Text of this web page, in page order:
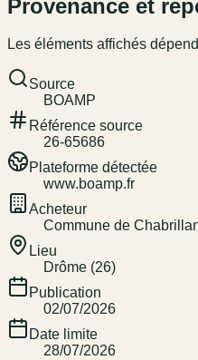
Provenance et
Les éléments affichés
Source
BOAMP
Référence source
26-65686
Plateforme détectée
www.boamp.fr
Acheteur
Commune de
Lieu
Drôme (26)
Publication
02/07/2026
Date limite
28/07/2026